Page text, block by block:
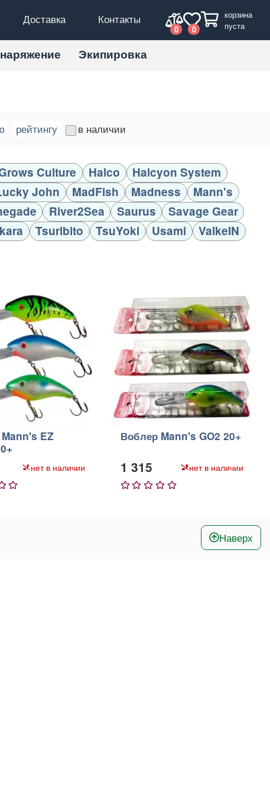
Доставка Контакты
0 0
корзина
пуста
Экипировка
рейтингу в наличии
Culture Halco
Halcyon System
John MadFish Madness
Mann's
River2Sea Saurus
Savage Gear
Tsuribito TsuYoki Usami
ValkeIN
EZ
нет в наличии
Воблер Mann's GO2 20+
1 315 нет в наличии
Наверх